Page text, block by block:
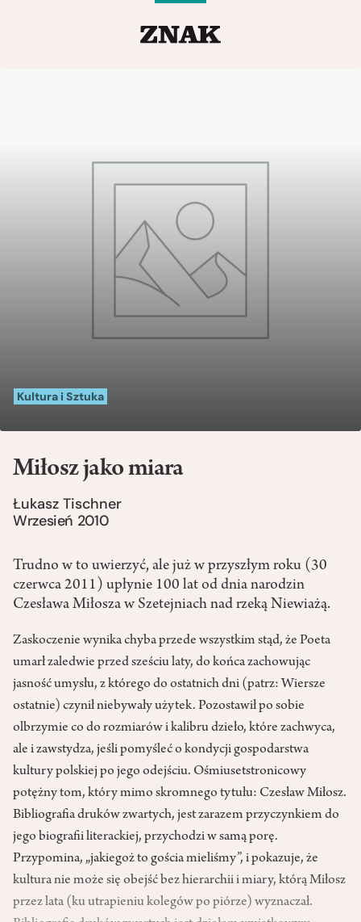
Kultura i Sztuka
Miłosz jako miara
Łukasz Tischner
Wrzesień 2010
Trudno w to uwierzyć, ale już w przyszłym roku (30
czerwca 2011) upłynie 100 lat od dnia narodzin
Czesława Miłosza w Szetejniach nad rzeką Niewiażą.
Zaskoczenie wynika chyba przede wszystkim stąd, że Poeta
umarł zaledwie przed sześciu laty, do końca zachowując
jasność umysłu, z którego do ostatnich dni (patrz: Wiersze
ostatnie) czynił niebywały użytek. Pozostawił po sobie
olbrzymie co do rozmiarów i kalibru dzieło, które zachwyca,
ale i zawstydza, jeśli pomyśleć o kondycji gospodarstwa
kultury polskiej po jego odejściu. Ośmiusetstronicowy
potężny tom, który mimo skromnego tytułu: Czesław Miłosz.
Bibliografia druków zwartych, jest zarazem przyczynkiem do
jego biografii literackiej, przychodzi w samą porę.
Przypomina, „jakiegoż to gościa mieliśmy”, i pokazuje, że
kultura nie może się obejść bez hierarchii i miary, którą Miłosz
przez lata (ku utrapieniu kolegów po piórze) wyznaczał.